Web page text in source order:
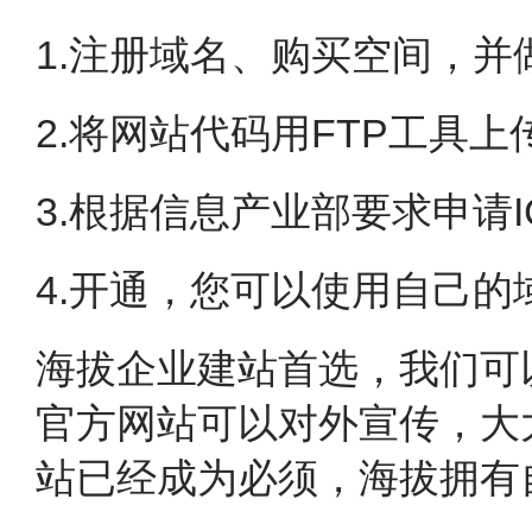
1.注册域名、购买空间，并
2.将网站代码用FTP工具上
3.根据信息产业部要求申请
4.开通，您可以使用自己的
海拔企业建站首选，我们
官方网站可以对外宣传，
站已经成为必须，海拔拥